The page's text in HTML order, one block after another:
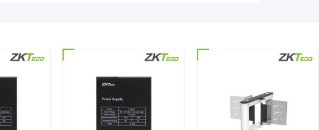
-40°C ~ +75°C
24V DC, xoay chiều 100 ~ 240V